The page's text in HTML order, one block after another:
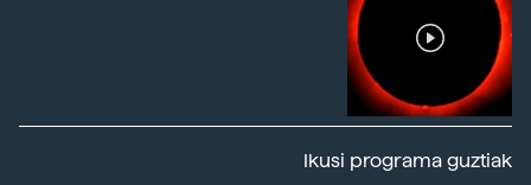
Ikusi programa guztiak